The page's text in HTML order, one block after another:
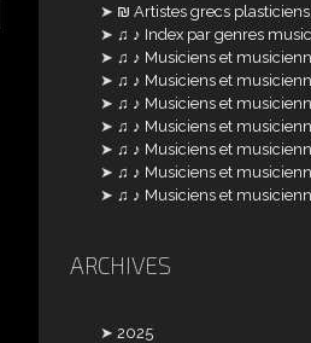
₪ Artistes grecs
♫ ♪ Index par genres
♫ ♪ Musiciens et
♫ ♪ Musiciens et
♫ ♪ Musiciens et
♫ ♪ Musiciens et
♫ ♪ Musiciens et
♫ ♪ Musiciens et
♫ ♪ Musiciens et
ARCHIVES
2025